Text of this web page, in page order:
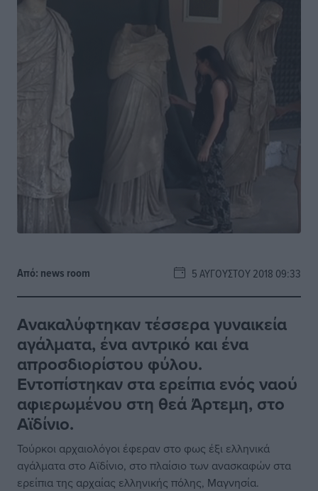
Από: news room 5 ΑΥΓΟΎΣΤΟΥ 2018 09:33
Ανακαλύφτηκαν τέσσερα γυναικεία
αγάλματα, ένα αντρικό και ένα
απροσδιορίστου φύλου.
Εντοπίστηκαν στα ερείπια ενός ναού
αφιερωμένου στη θεά Άρτεμη, στο
Αϊδίνιο.
Τούρκοι αρχαιολόγοι έφεραν στο φως έξι ελληνικά
αγάλματα στο Αϊδίνιο, στο πλαίσιο των ανασκαφών στα
ερείπια της αρχαίας ελληνικής πόλης, Μαγνησία.